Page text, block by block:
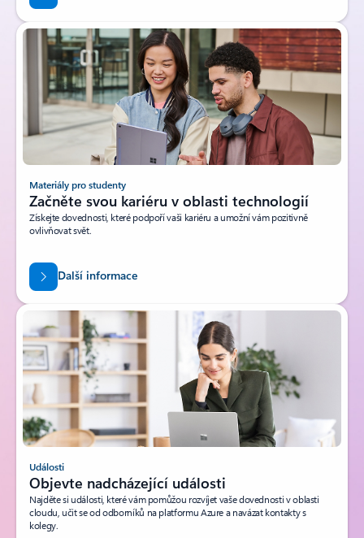
Materiály pro studenty
Začněte svou kariéru v oblasti technologií
Získejte dovednosti, které podpoří vaši kariéru a umožní vám pozitivně
ovlivňovat svět.
Další informace
Události
Objevte nadcházející události
Najděte si události, které vám pomůžou rozvíjet vaše dovednosti v oblasti
cloudu, učit se od odborníků na platformu Azure a navázat kontakty s
kolegy.